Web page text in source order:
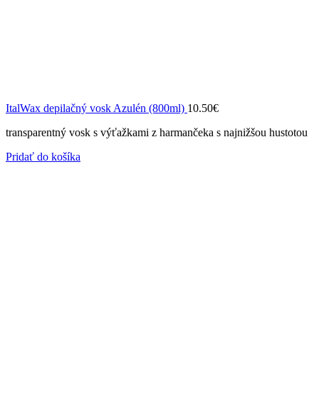
ItalWax depilačný vosk Azulén (800ml) 10.50€
transparentný vosk s výťažkami z harmančeka s najnižšou hustotou
Pridať do košíka